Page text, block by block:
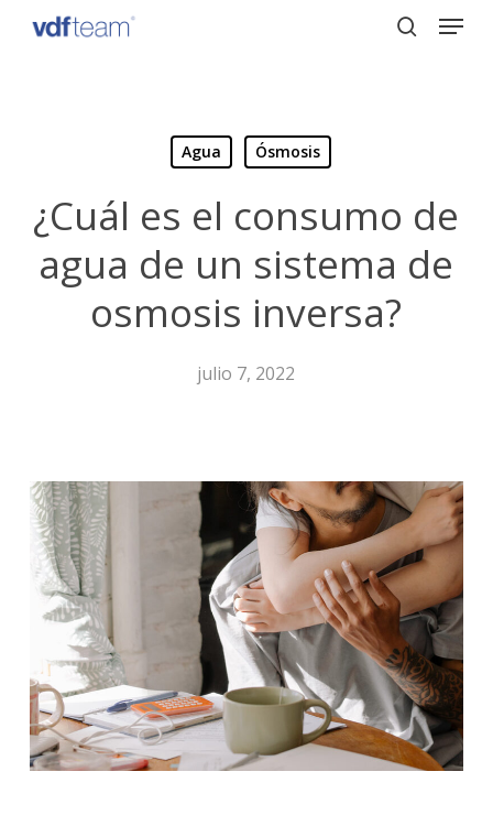
Menu
Agua Ósmosis
¿Cuál es el consumo de
agua de un sistema de
osmosis inversa?
julio 7, 2022